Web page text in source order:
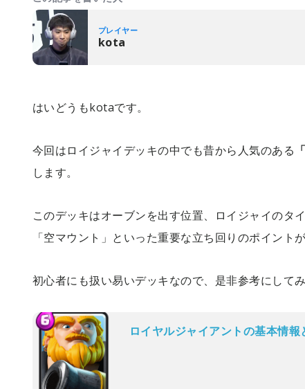
プレイヤー
kota
はいどうもkotaです。
今回はロイジャイデッキの中でも昔から人気のある
します。
このデッキはオーブンを出す位置、ロイジャイのタ
「空マウント」といった重要な立ち回りのポイント
初心者にも扱い易いデッキなので、是非参考にして
ロイヤルジャイアントの基本情報